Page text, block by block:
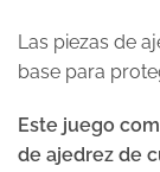
Las piezas de
base para
Este juego
de ajedrez de